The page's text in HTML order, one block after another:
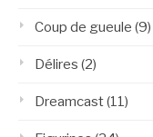
Coup de gueule (9)
Délires (2)
Dreamcast(11)